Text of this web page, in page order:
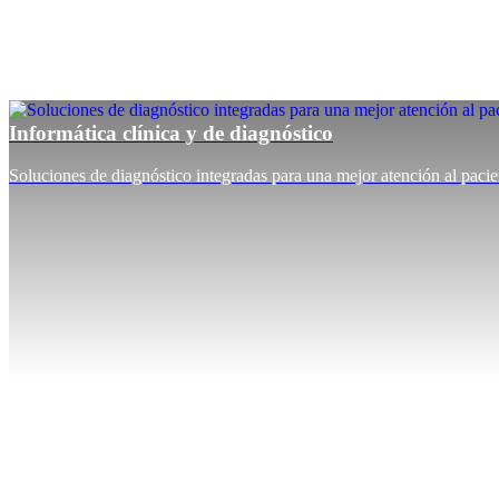
Informática clínica y de diagnóstico
Soluciones de diagnóstico integradas para una mejor atención al